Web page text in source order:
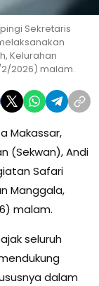
Sekretaris
Kelurahan
2026) malam.
Makassar,
(Sekwan), Andi
Safari
Manggala,
malam.
seluruh
dalam